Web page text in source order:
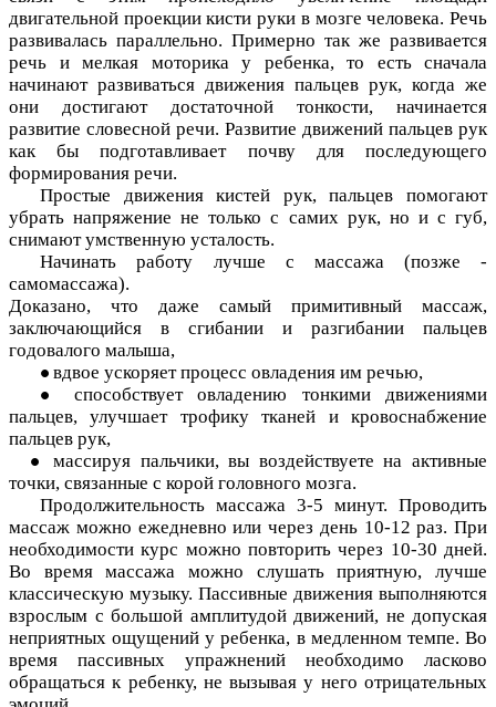
двигательной проекции кисти руки в мозге человека. Речь
развивалась параллельно. Примерно так же развивается
речь и мелкая моторика у ребенка, то есть сначала
начинают развиваться движения пальцев рук, когда же
они достигают достаточной тонкости, начинается
развитие словесной речи. Развитие движений пальцев рук
как бы подготавливает почву для последующего
формирования речи.
Простые движения кистей рук, пальцев помогают
убрать напряжение не только с самих рук, но и с губ,
снимают умственную усталость.
Начинать работу лучше с массажа (позже -
самомассажа).
Доказано, что даже самый примитивный массаж,
заключающийся в сгибании и разгибании пальцев
годовалого малыша,
вдвое ускоряет процесс овладения им речью,
способствует овладению тонкими движениями
пальцев, улучшает трофику тканей и кровоснабжение
пальцев рук,
массируя пальчики, вы воздействуете на активные
точки, связанные с корой головного мозга.
Продолжительность массажа 3-5 минут. Проводить
массаж можно ежедневно или через день 10-12 раз. При
необходимости курс можно повторить через 10-30 дней.
Во время массажа можно слушать приятную, лучше
классическую музыку. Пассивные движения выполняются
взрослым с большой амплитудой движений, не допуская
неприятных ощущений у ребенка, в медленном темпе. Во
время пассивных упражнений необходимо ласково
обращаться к ребенку, не вызывая у него отрицательных